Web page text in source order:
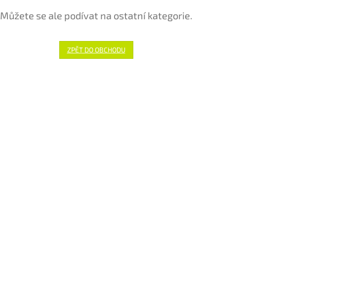
Můžete se ale podívat na ostatní kategorie.
ZPĚT DO OBCHODU